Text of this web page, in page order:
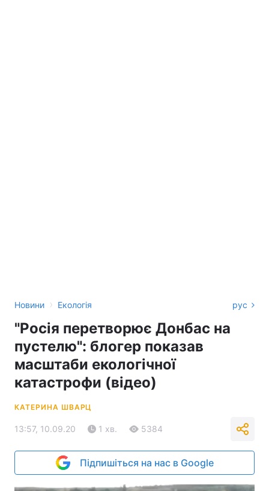
Новини › Екологія рус
"Росія перетворює Донбас на
пустелю": блогер показав
масштаби екологічної
катастрофи (відео)
КАТЕРИНА ШВАРЦ
13:57, 10.09.20 1 хв. 5384
Підпишіться на нас в Google